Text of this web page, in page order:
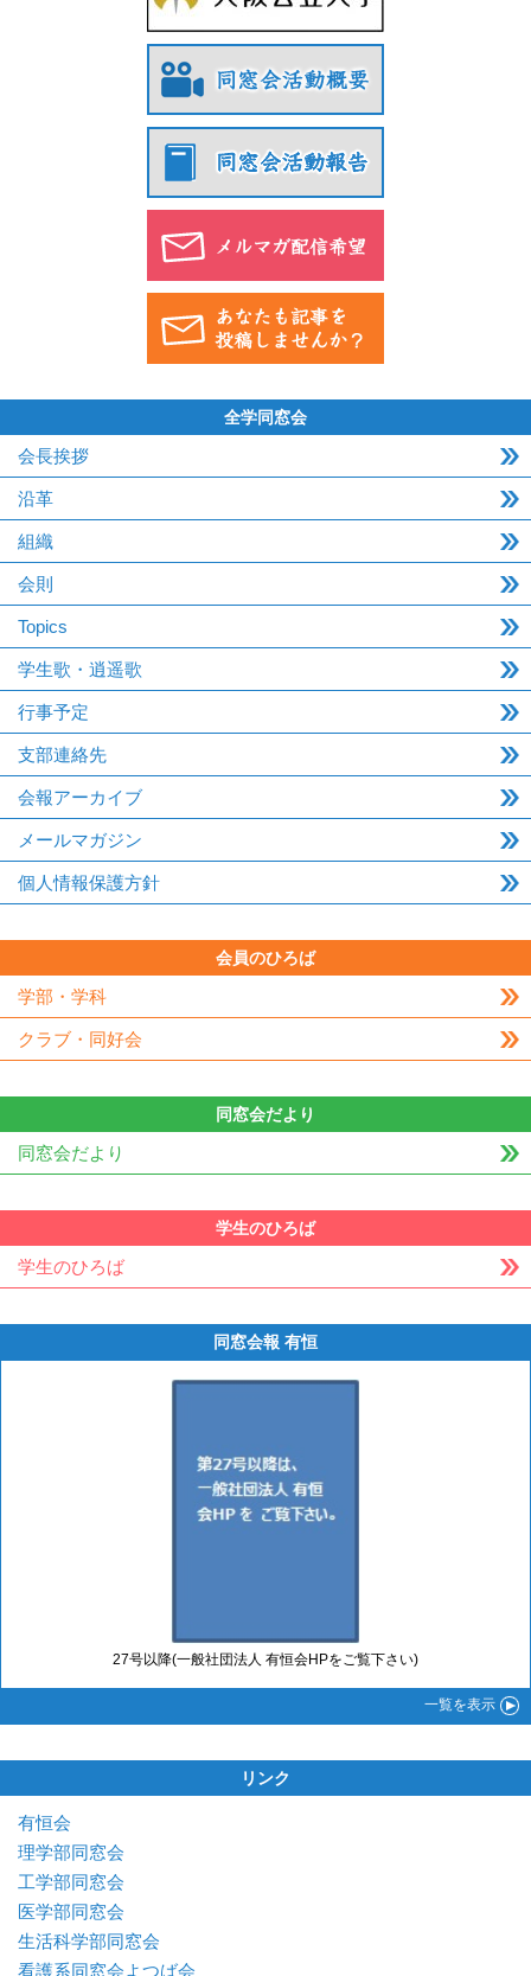
全学同窓会
会長挨拶
沿革
組織
会則
Topics
学生歌・逍遥歌
行事予定
支部連絡先
会報アーカイブ
メールマガジン
個人情報保護方針
会員のひろば
学部・学科
クラブ・同好会
同窓会だより
同窓会だより
学生のひろば
学生のひろば
同窓会報 有恒
27号以降(一般社団法人 有恒会HPをご覧下さい)
一覧を表示
リンク
有恒会
理学部同窓会
工学部同窓会
医学部同窓会
生活科学部同窓会
看護系同窓会よつば会